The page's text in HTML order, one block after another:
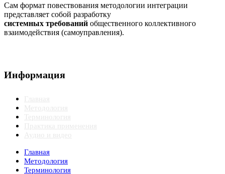
Сам формат повествования методологии интеграции
представляет собой разработку
системных требований общественного коллективного
взаимодействия (самоуправления).
Информация
Главная
Методология
Терминология
Практика применения
Аудио и видео
Главная
Методология
Терминология